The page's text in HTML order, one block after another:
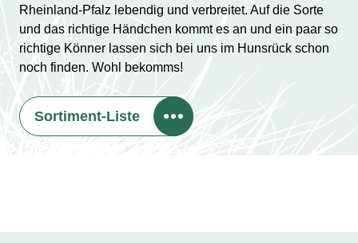
Rheinland-Pfalz lebendig und verbreitet. Auf die Sorte
und das richtige Händchen kommt es an und ein paar so
richtige Könner lassen sich bei uns im Hunsrück schon
noch finden. Wohl bekomms!
Sortiment-Liste